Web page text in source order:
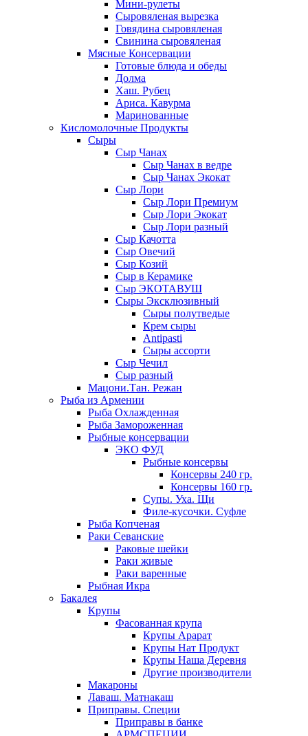
Мини-рулеты
Сыровяленая вырезка
Говядина сыровяленая
Свинина сыровяленая
Мясные Консервации
Готовые блюда и обеды
Долма
Хаш. Рубец
Ариса. Кавурма
Маринованные
Кисломолочные Продукты
Сыры
Сыр Чанах
Сыр Чанах в ведре
Сыр Чанах Экокат
Сыр Лори
Сыр Лори Премиум
Сыр Лори Экокат
Сыр Лори разный
Сыр Качотта
Сыр Овечий
Сыр Козий
Сыр в Керамике
Сыр ЭКОТАВУШ
Сыры Эксклюзивный
Сыры полутведые
Крем сыры
Antipasti
Сыры ассорти
Сыр Чечил
Сыр разный
Мацони.Тан. Режан
Рыба из Армении
Рыба Охлажденная
Рыба Замороженная
Рыбные консервации
ЭКО ФУД
Рыбные консервы
Консервы 240 гр.
Консервы 160 гр.
Супы. Уха. Щи
Филе-кусочки. Суфле
Рыба Копченая
Раки Севанские
Раковые шейки
Раки живые
Раки варенные
Рыбная Икра
Бакалея
Крупы
Фасованная крупа
Крупы Арарат
Крупы Нат Продукт
Крупы Наша Деревня
Другие производители
Макароны
Лаваш. Матнакаш
Приправы. Специи
Приправы в банке